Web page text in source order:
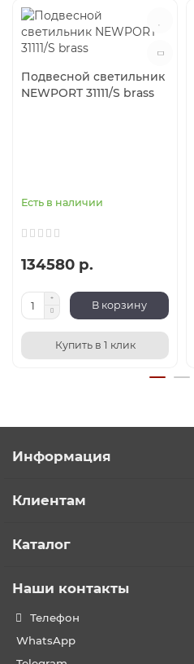
Подвесной светильник
NEWPORT 31111/S brass
Есть в наличии
134580 р.
В корзину
Купить в 1 клик
Информация
Клиентам
Каталог
Наши контакты
Телефон
WhatsApp